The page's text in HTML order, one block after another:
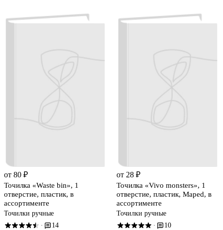
от 80 ₽
Точилка «Waste bin», 1
отверстие, пластик, в
ассортименте
Точилки ручные
· 14
от 28 ₽
Точилка «Vivo monsters», 1
отверстие, пластик, Maped, в
ассортименте
Точилки ручные
· 10